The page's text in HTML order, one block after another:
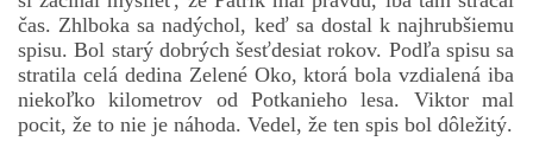
čas. Zhlboka sa nadýchol, keď sa dostal k najhrubšiemu
spisu. Bol starý dobrých šesťdesiat rokov. Podľa spisu sa
stratila celá dedina Zelené Oko, ktorá bola vzdialená iba
niekoľko kilometrov od Potkanieho lesa. Viktor mal
pocit, že to nie je náhoda. Vedel, že ten spis bol dôležitý.